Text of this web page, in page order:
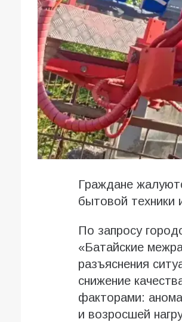
Граждане
бытовой техники
По запросу
«Батайские
разъяснения
снижение
факторами:
и возросшей